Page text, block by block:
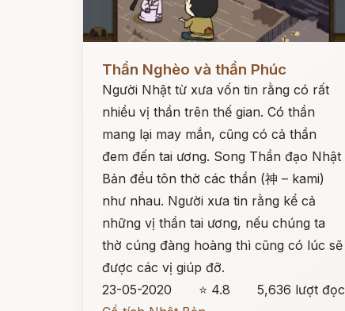
Đọc ngay
Thần Nghèo và thần Phúc
Người Nhật từ xưa vốn tin rằng có rất
nhiều vị thần trên thế gian. Có thần
mang lại may mắn, cũng có cả thần
đem đến tai ương. Song Thần đạo Nhật
Bản đều tôn thờ các thần (神 – kami)
như nhau. Người xưa tin rằng kể cả
những vị thần tai ương, nếu chúng ta
thờ cúng đàng hoàng thì cũng có lúc sẽ
được các vị giúp đỡ.
23-05-2020
⭐ 4.8
5,636 lượt đọc